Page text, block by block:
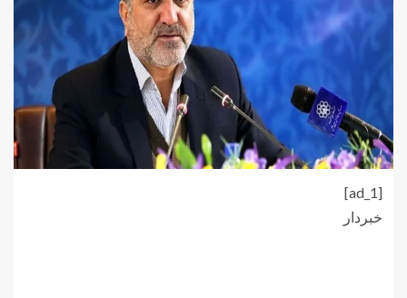
[ad_1]
خبردار